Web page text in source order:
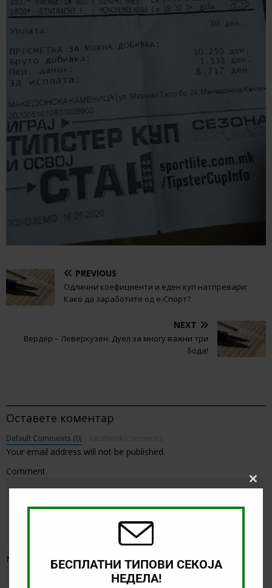
PREVIOUS
Одлични коефициенти и еден куп натпревари:
Како да заработите од е-Спорт?
NEXT
Вердер – Леверкузен: Дуел за многу важни три
бода!
Оставете коментар
Default Comments (0)
Your email address will not be published.
Comment
Name
Close
БЕСПЛАТНИ ТИПОВИ СЕКОЈА
НЕДЕЛА!